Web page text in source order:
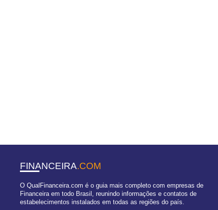
FINANCEIRA.COM
O QualFinanceira.com é o guia mais completo com empresas de
Financeira em todo Brasil, reunindo informações e contatos de
estabelecimentos instalados em todas as regiões do país.